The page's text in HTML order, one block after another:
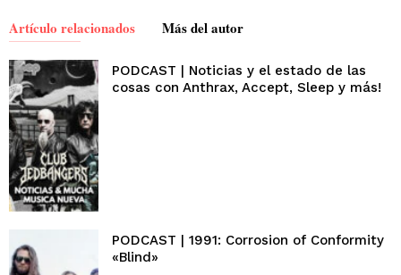
Artículo relacionados Más del autor
PODCAST | Noticias y el estado de las
cosas con Anthrax, Accept, Sleep y más!
PODCAST | 1991: Corrosion of Conformity
«Blind»